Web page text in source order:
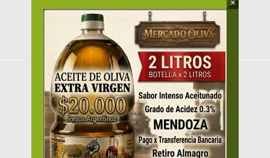
MENU
HOME
PRODUCTOS
OFERTAS
VENDER
×